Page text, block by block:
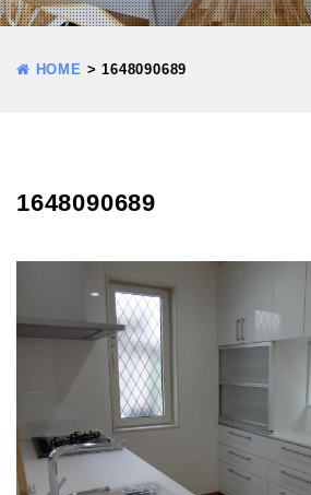
HOME >1648090689
1648090689